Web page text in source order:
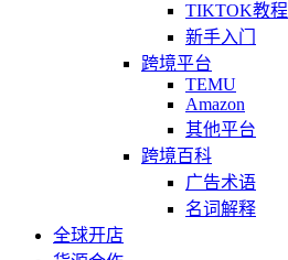
TIKTOK教程
新手入门
跨境平台
TEMU
Amazon
其他平台
跨境百科
广告术语
名词解释
全球开店